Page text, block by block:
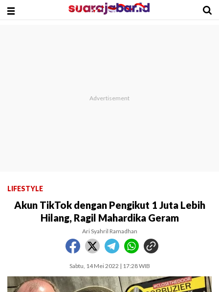
LIFESTYLE
Akun TikTok dengan Pengikut 1 Juta Lebih
Hilang, Ragil Mahardika Geram
Ari Syahril Ramadhan
Sabtu, 14 Mei 2022 | 17:28 WIB